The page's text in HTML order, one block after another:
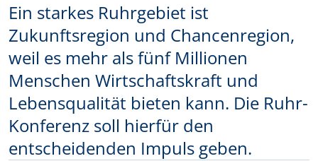
Ein starkes Ruhrgebiet ist
Zukunftsregion und Chancenregion,
weil es mehr als fünf Millionen
Menschen Wirtschaftskraft und
Lebensqualität bieten kann. Die Ruhr-
Konferenz soll hierfür den
entscheidenden Impuls geben.